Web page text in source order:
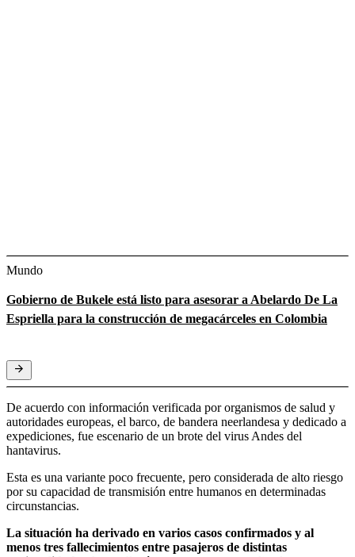
Mundo
Gobierno de Bukele está listo para asesorar a Abelardo De La
Espriella para la construcción de megacárceles en Colombia
De acuerdo con información verificada por organismos de salud y
autoridades europeas, el barco, de bandera neerlandesa y dedicado a
expediciones, fue escenario de un brote del virus Andes del
hantavirus.
Esta es una variante poco frecuente, pero considerada de alto riesgo
por su capacidad de transmisión entre humanos en determinadas
circunstancias.
La situación ha derivado en varios casos confirmados y al
menos tres fallecimientos entre pasajeros de distintas